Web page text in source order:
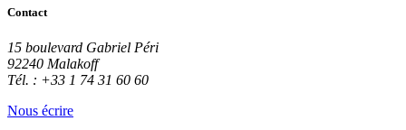
Contact
15 boulevard Gabriel Péri
92240 Malakoff
Tél. : +33 1 74 31 60 60
Nous écrire